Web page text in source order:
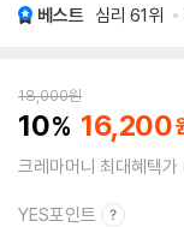
베스트 심리 61위
18,000원
10 16,200
크레마머니 최대혜택가
YES포인트